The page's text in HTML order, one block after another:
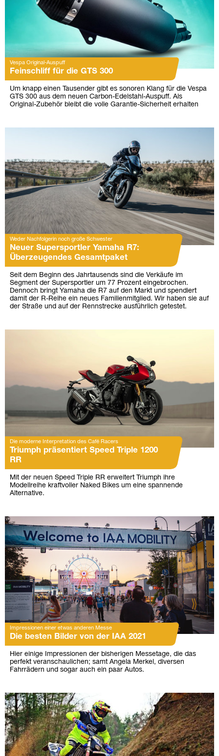
Vespa Original-Auspuff
Feinschliff für die GTS 300
Um knapp einen Tausender gibt es sonoren Klang für die Vespa
GTS 300 aus dem neuen Carbon-Edelstahl-Auspuff. Als
Original-Zubehör bleibt die volle Garantie-Sicherheit erhalten
Weder Nachfolgerin noch große Schwester
Neuer Supersportler Yamaha R7:
Überzeugendes Gesamtpaket
Seit dem Beginn des Jahrtausends sind die Verkäufe im
Segment der Supersportler um 77 Prozent eingebrochen.
Dennoch bringt Yamaha die R7 auf den Markt und spendiert
damit der R-Reihe ein neues Familienmitglied. Wir haben sie auf
der Straße und auf der Rennstrecke ausführlich getestet.
Die moderne Interpretation des Café Racers
Triumph präsentiert Speed Triple 1200
RR
Mit der neuen Speed Triple RR erweitert Triumph ihre
Modellreihe kraftvoller Naked Bikes um eine spannende
Alternative.
Impressionen einer etwas anderen Messe
Die besten Bilder von der IAA 2021
Hier einige Impressionen der bisherigen Messetage, die das
perfekt veranschaulichen; samt Angela Merkel, diversen
Fahrrädern und sogar auch ein paar Autos.